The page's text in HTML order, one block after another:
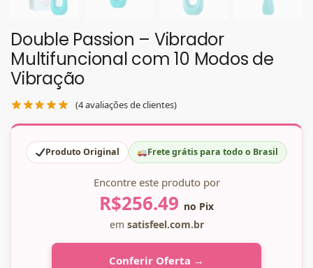
Double Passion – Vibrador
Multifuncional com 10 Modos de
Vibração
(4avaliações de clientes)
Produto Original Frete grátis para todo o Brasil
Encontre este produto por
R$256.49 no Pix
em satisfeel.com.br
Conferir Oferta →